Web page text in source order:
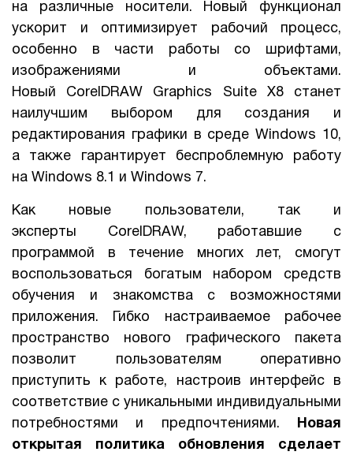
на различные носители. Новый функционал
ускорит и оптимизирует рабочий процесс,
особенно в части работы со шрифтами,
изображениями и объектами.
Новый CorelDRAW Graphics Suite X8 станет
наилучшим выбором для создания и
редактирования графики в среде Windows 10,
а также гарантирует беспроблемную работу
на Windows 8.1 и Windows 7.
Как новые пользователи, так и
эксперты CorelDRAW, работавшие с
программой в течение многих лет, смогут
воспользоваться богатым набором средств
обучения и знакомства с возможностями
приложения. Гибко настраиваемое рабочее
пространство нового графического пакета
позволит пользователям оперативно
приступить к работе, настроив интерфейс в
соответствие с уникальными индивидуальными
потребностями и предпочтениями.
Новая
открытая политика обновления сделает